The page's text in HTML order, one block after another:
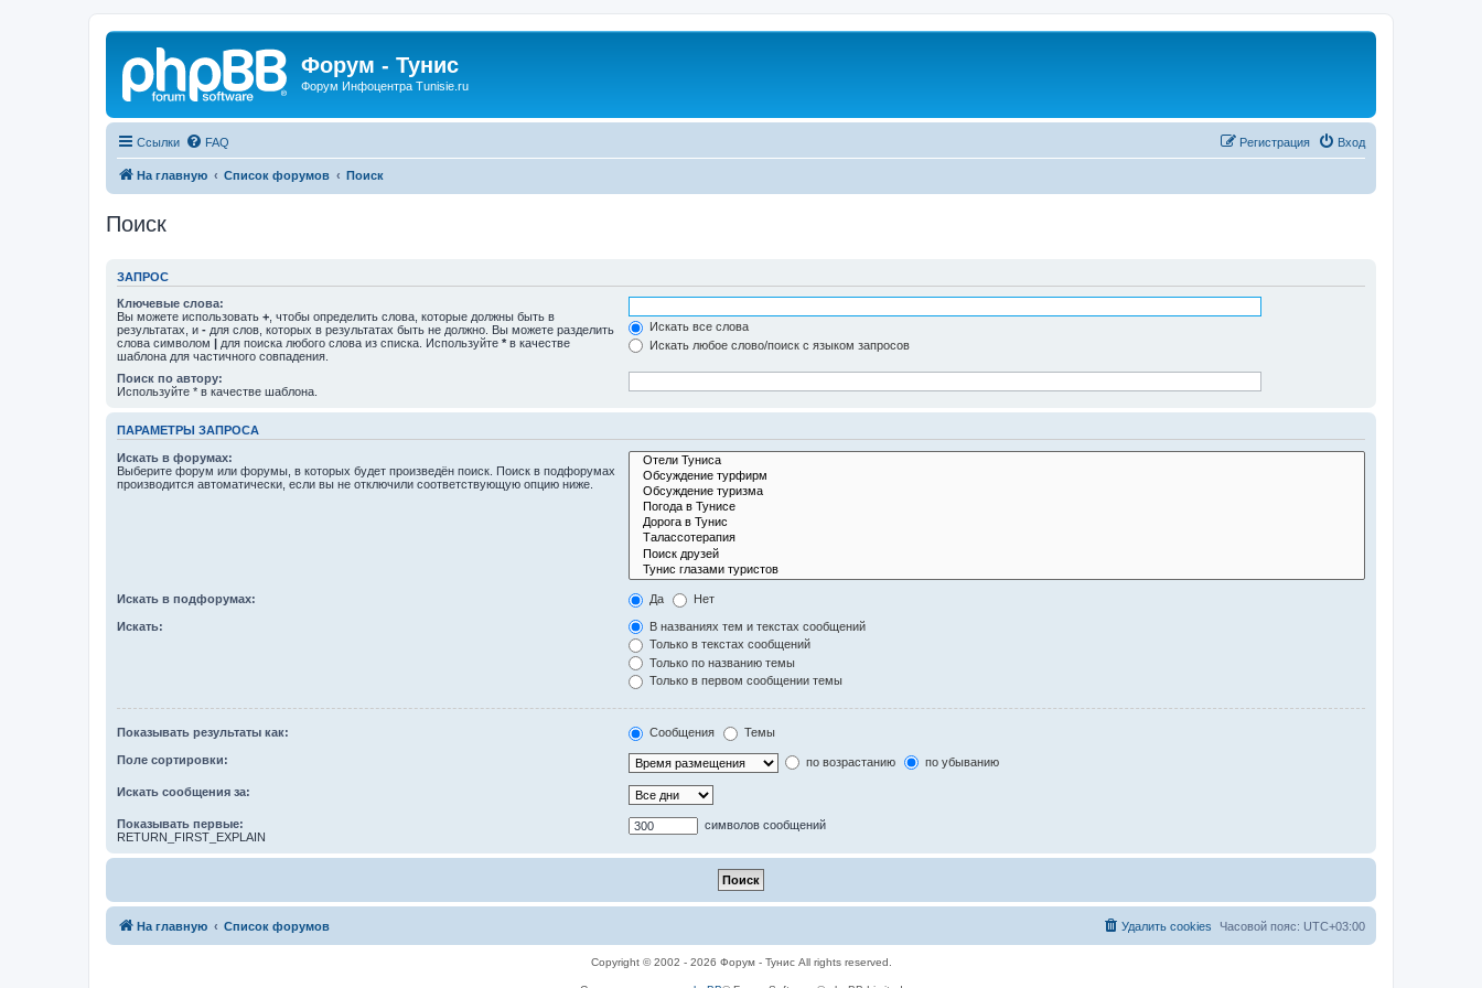
Форум - Тунис
Форум Инфоцентра Tunisie.ru
Ссылки FAQ Вход
Регистрация
На главную Список форумов Поиск
Поиск
ЗАПРОС
Ключевые слова:
Вы можете использовать + , чтобы определить слова, которые должны быть в
результатах, и - для слов, которых в результатах быть не должно. Вы можете разделить
слова символом | для поиска любого слова из списка. Используйте * в качестве
шаблона для частичного совпадения.
Искать все слова
Искать любое слово/поиск с языком запросов
Поиск по автору:
Используйте * в качестве шаблона.
ПАРАМЕТРЫ ЗАПРОСА
Искать в форумах:
Выберите форум или форумы, в которых будет произведён поиск. Поиск в подфорумах
производится автоматически, если вы не отключили соответствующую опцию ниже.
Искать в подфорумах: Да Нет
Искать:
В названиях тем и текстах сообщений
Только в текстах сообщений
Только по названию темы
Только в первом сообщении темы
Показывать результаты как: Сообщения Темы
Поле сортировки: по возрастанию по убыванию
Искать сообщения за:
Показывать первые:
RETURN_FIRST_EXPLAIN
символов сообщений
На главную Список форумов Часовой пояс: UTC+03:00
Удалить cookies
Copyright © 2002 - 2026 Форум - Тунис All rights reserved.